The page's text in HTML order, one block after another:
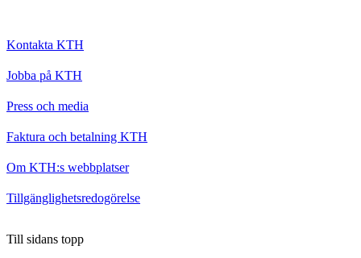
Kontakta KTH
Jobba på KTH
Press och media
Faktura och betalning KTH
Om KTH:s webbplatser
Tillgänglighetsredogörelse
Till sidans topp